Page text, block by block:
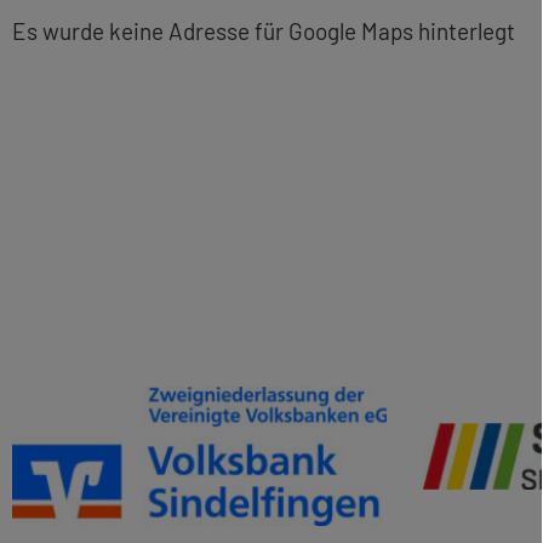
Es wurde keine Adresse für Google Maps hinterlegt